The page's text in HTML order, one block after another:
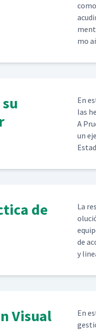
mo
En
las
A
un
de
La
de
y
Visual
En